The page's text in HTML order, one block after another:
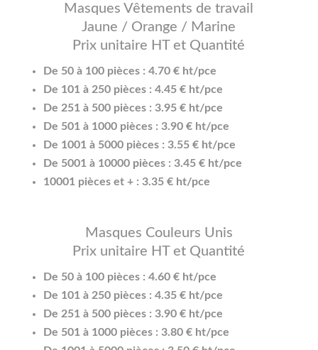
Masques Vêtements de travail
Jaune / Orange / Marine
Prix unitaire HT et Quantité
De 50 à 100 pièces : 4.70 € ht/pce
De 101 à 250 pièces : 4.45 € ht/pce
De 251 à 500 pièces : 3.95 € ht/pce
De 501 à 1000 pièces : 3.90 € ht/pce
De 1001 à 5000 pièces : 3.55 € ht/pce
De 5001 à 10000 pièces : 3.45 € ht/pce
10001 pièces et + : 3.35 € ht/pce
Masques Couleurs Unis
Prix unitaire HT et Quantité
De 50 à 100 pièces : 4.60 € ht/pce
De 101 à 250 pièces : 4.35 € ht/pce
De 251 à 500 pièces : 3.90 € ht/pce
De 501 à 1000 pièces : 3.80 € ht/pce